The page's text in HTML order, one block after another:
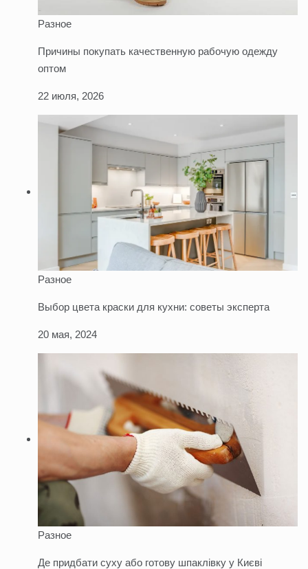
Разное
Причины покупать качественную рабочую одежду
оптом
22 июля, 2026
Разное
Выбор цвета краски для кухни: советы эксперта
20 мая, 2024
Разное
Де придбати суху або готову шпаклівку у Києві